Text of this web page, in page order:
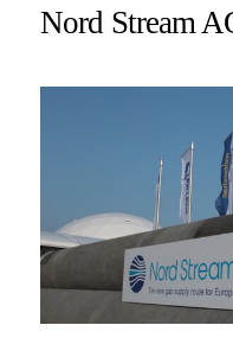
Nord Stream